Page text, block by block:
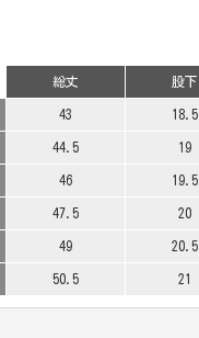
総丈 股下
43 18.5
44.5 19
46 19.5
47.5 20
49 20.5
50.5 21